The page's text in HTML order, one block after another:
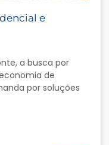
e
a busca por
de
por soluções